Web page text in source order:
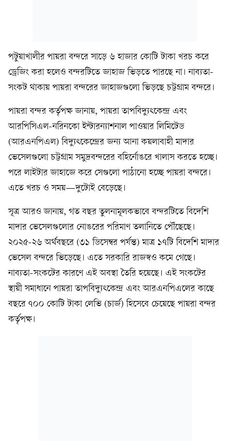
পটুয়াখালীর পায়রা বন্দরে সাড়ে ৬ হাজার কোটি টাকা খরচ করে
ড্রেজিং করা হলেও বন্দরটিতে জাহাজ ভিড়তে পারছে না। নাব্যতা-
সংকট থাকায় পায়রা বন্দরের জাহাজগুলো ভিড়ছে চট্টগ্রাম বন্দরে।
পায়রা বন্দর কর্তৃপক্ষ জানায়, পায়রা তাপবিদ্যুৎকেন্দ্র এবং
আরপিসিএল-নরিনকো ইন্টারন্যাশনাল পাওয়ার লিমিটেড
(আরএনপিএল) বিদ্যুৎকেন্দ্রের জন্য আনা কয়লাবাহী মাদার
ভেসেলগুলো চট্টগ্রাম সমুদ্রবন্দরের বহির্নোঙরে খালাস করতে হচ্ছে।
পরে লাইটার জাহাজে করে সেগুলো পাঠানো হচ্ছে পায়রা বন্দরে।
এতে খরচ ও সময়—দুটোই বেড়েছে।
সূত্র আরও জানায়, গত বছর তুলনামূলকভাবে বন্দরটিতে বিদেশি
মাদার ভেসেলগুলোর নোঙরের পরিমাণ তলানিতে পৌঁছেছে।
২০২৫-২৬ অর্থবছরে (৩১ ডিসেম্বর পর্যন্ত) মাত্র ১৭টি বিদেশি মাদার
ভেসেল বন্দরে ভিড়েছে। এতে সরকারি রাজস্বও কমে গেছে।
নাব্যতা-সংকটের কারণে এই অবস্থা তৈরি হয়েছে। এই সংকটের
স্থায়ী সমাধানে পায়রা তাপবিদ্যুৎকেন্দ্র এবং আরএনপিএলের কাছে
বছরে ৭০০ কোটি টাকা লেভি (চার্জ) হিসেবে চেয়েছে পায়রা বন্দর
কর্তৃপক্ষ।